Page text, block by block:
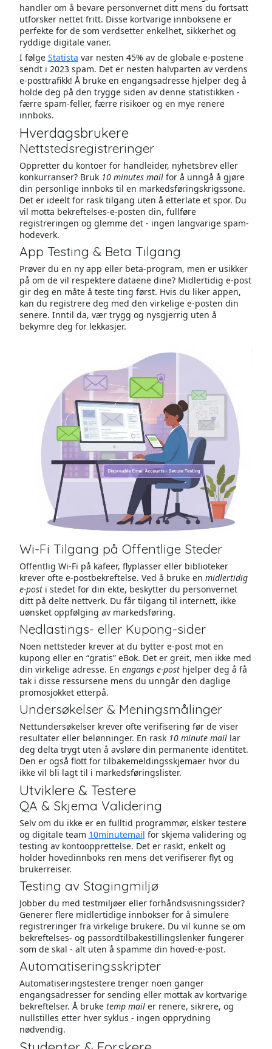
handler om å bevare personvernet ditt mens du fortsatt
utforsker nettet fritt. Disse kortvarige innboksene er
perfekte for de som verdsetter enkelhet, sikkerhet og
ryddige digitale vaner.
I følge Statista var nesten 45% av de globale e-postene
sendt i 2023 spam. Det er nesten halvparten av verdens
e-posttrafikk! Å bruke en engangsadresse hjelper deg å
holde deg på den trygge siden av denne statistikken -
færre spam-feller, færre risikoer og en mye renere
innboks.
Hverdagsbrukere
Nettstedsregistreringer
Oppretter du kontoer for handleider, nyhetsbrev eller
konkurranser? Bruk 10 minutes mailfor å unngå å gjøre
din personlige innboks til en markedsføringskrigssone.
Det er ideelt for rask tilgang uten å etterlate et spor. Du
vil motta bekreftelses-e-posten din, fullføre
registreringen og glemme det - ingen langvarige spam-
hodeverk.
App Testing & Beta Tilgang
Prøver du en ny app eller beta-program, men er usikker
på om de vil respektere dataene dine? Midlertidig e-post
gir deg en måte å teste ting først. Hvis du liker appen,
kan du registrere deg med den virkelige e-posten din
senere. Inntil da, vær trygg og nysgjerrig uten å
bekymre deg for lekkasjer.
Wi-Fi Tilgang på Offentlige Steder
Offentlig Wi-Fi på kafeer, flyplasser eller biblioteker
krever ofte e-postbekreftelse. Ved å bruke en midlertidig
e-posti stedet for din ekte, beskytter du personvernet
ditt på delte nettverk. Du får tilgang til internett, ikke
uønsket oppfølging av markedsføring.
Nedlastings- eller Kupong-sider
Noen nettsteder krever at du bytter e-post mot en
kupong eller en “gratis” eBok. Det er greit, men ikke med
din virkelige adresse. En engangs e-posthjelper deg å få
tak i disse ressursene mens du unngår den daglige
promosjokket etterpå.
Undersøkelser & Meningsmålinger
Nettundersøkelser krever ofte verifisering før de viser
resultater eller belønninger. En rask 10 minute maillar
deg delta trygt uten å avsløre din permanente identitet.
Den er også flott for tilbakemeldingsskjemaer hvor du
ikke vil bli lagt til i markedsføringslister.
Utviklere & Testere
QA & Skjema Validering
Selv om du ikke er en fulltid programmør, elsker testere
og digitale team 10minutemail for skjema validering og
testing av kontoopprettelse. Det er raskt, enkelt og
holder hovedinnboks ren mens det verifiserer flyt og
brukerreiser.
Testing av Stagingmiljø
Jobber du med testmiljøer eller forhåndsvisningssider?
Generer flere midlertidige innbokser for å simulere
registreringer fra virkelige brukere. Du vil kunne se om
bekreftelses- og passordtilbakestillingslenker fungerer
som de skal - alt uten å spamme din hoved-e-post.
Automatiseringsskripter
Automatiseringstestere trenger noen ganger
engangsadresser for sending eller mottak av kortvarige
bekreftelser. Å bruke temp mailer renere, sikrere, og
nullstilles etter hver syklus - ingen opprydning
nødvendig.